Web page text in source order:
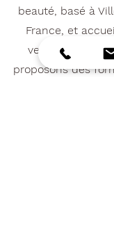
beauté, basé à
France, et
venant de toute
proposons des